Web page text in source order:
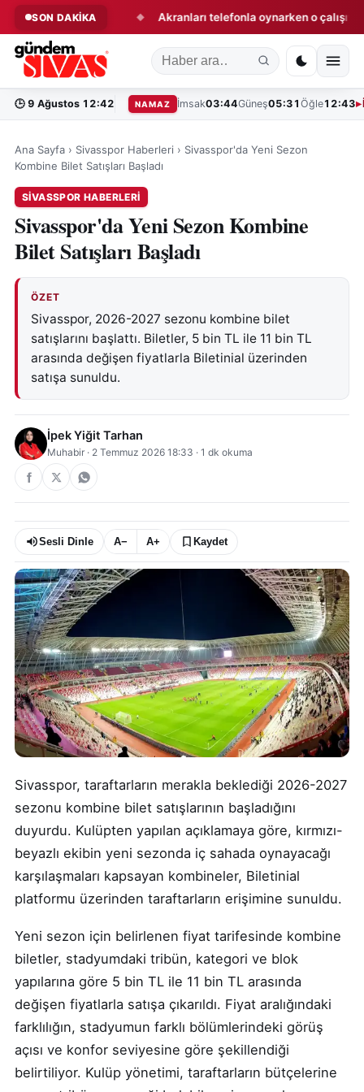
SON DAKİKA
bir darbe daha! Akranları telefonla oynarken o çalışıyor!
🕒 9 Ağustos 12:42 NAMAZ İmsak03:44Güneş05:31 Öğle12:43
Ana Sayfa › Sivasspor Haberleri › Sivasspor'da Yeni Sezon
Kombine Bilet Satışları Başladı
SIVASSPOR HABERLERI
Sivasspor'da Yeni Sezon Kombine
Bilet Satışları Başladı
ÖZET
Sivasspor, 2026-2027 sezonu kombine bilet
satışlarını başlattı. Biletler, 5 bin TL ile 11 bin TL
arasında değişen fiyatlarla Biletinial üzerinden
satışa sunuldu.
İpek Yiğit Tarhan
Muhabir · 2 Temmuz 2026 18:33 · 1 dk okuma
Sesli Dinle A− A+ Kaydet
Sivasspor, taraftarların merakla beklediği 2026-2027
sezonu kombine bilet satışlarının başladığını
duyurdu. Kulüpten yapılan açıklamaya göre, kırmızı-
beyazlı ekibin yeni sezonda iç sahada oynayacağı
karşılaşmaları kapsayan kombineler, Biletinial
platformu üzerinden taraftarların erişimine sunuldu.
Yeni sezon için belirlenen fiyat tarifesinde kombine
biletler, stadyumdaki tribün, kategori ve blok
yapılarına göre 5 bin TL ile 11 bin TL arasında
değişen fiyatlarla satışa çıkarıldı. Fiyat aralığındaki
farklılığın, stadyumun farklı bölümlerindeki görüş
açısı ve konfor seviyesine göre şekillendiği
belirtiliyor. Kulüp yönetimi, taraftarların bütçelerine